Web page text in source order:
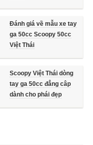
Đánh giá về mẫu xe tay
ga 50cc Scoopy 50cc
Việt Thái
Scoopy Việt Thái dòng
tay ga 50cc đẳng câp
dành cho phái đẹp